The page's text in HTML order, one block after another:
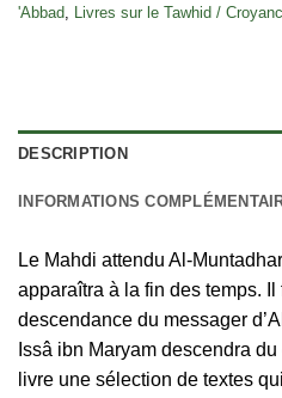
'Abbad, Livres sur le Tawhid /
DESCRIPTION
INFORMATIONS
Le Mahdi attendu Al-
apparaîtra à la fin des temps. Il
descendance du messager
Issâ ibn Maryam descendra
livre une sélection de textes